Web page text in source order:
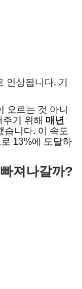
인상됩니다. 기
오르는 것 아니
기 위해 매년
습니다. 이 속도
13%에 도달하
져나갈까?